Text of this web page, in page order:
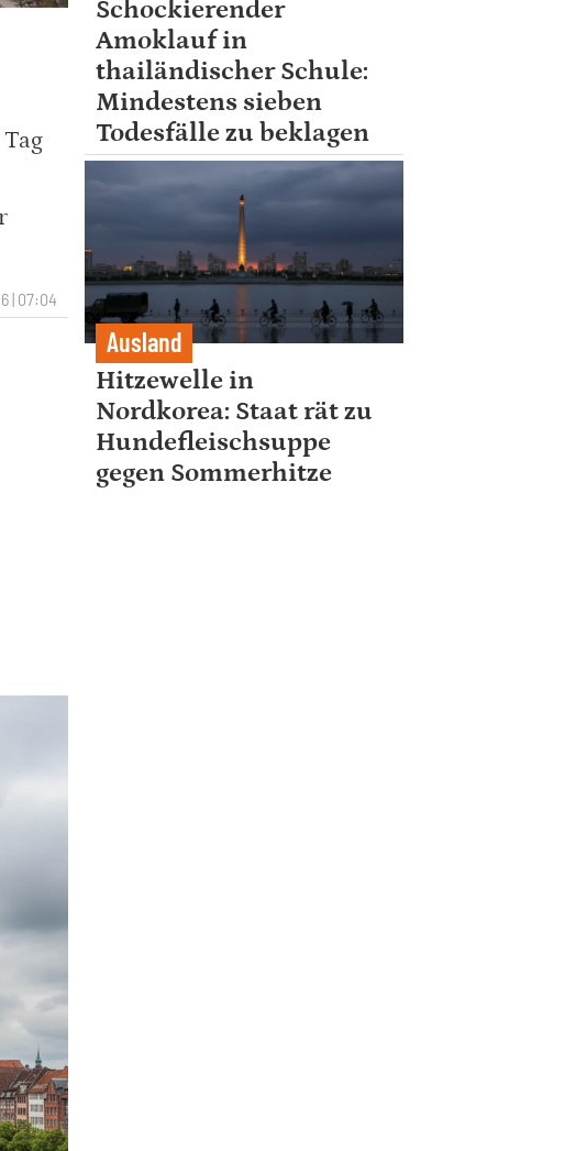
| 07:04
Schockierender
Amoklauf in
thailändischer Schule:
Mindestens sieben
Todesfälle zu beklagen
Ausland
Hitzewelle in
Nordkorea: Staat rät zu
Hundefleischsuppe
gegen Sommerhitze